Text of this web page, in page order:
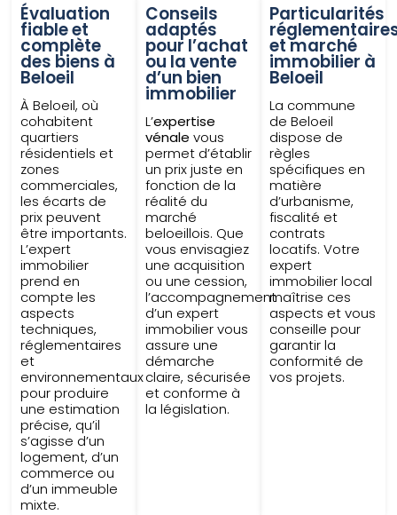
Évaluation
fiable et
complète
des biens à
Beloeil
À Beloeil, où
cohabitent
quartiers
résidentiels et
zones
commerciales,
les écarts de
prix peuvent
être importants.
L’expert
immobilier
prend en
compte les
aspects
techniques,
réglementaires
et
environnementaux
pour produire
une estimation
précise, qu’il
s’agisse d’un
logement, d’un
commerce ou
d’un immeuble
mixte.
Conseils
adaptés
pour l’achat
ou la vente
d’un bien
immobilier
L’expertise
vénale vous
permet d’établir
un prix juste en
fonction de la
réalité du
marché
beloeillois. Que
vous envisagiez
une acquisition
ou une cession,
l’accompagnement
d’un expert
immobilier vous
assure une
démarche
claire, sécurisée
et conforme à
la législation.
Particularités
et marché
immobilier à
Beloeil
La commune
de Beloeil
dispose de
règles
spécifiques en
matière
d’urbanisme,
fiscalité et
contrats
locatifs. Votre
expert
immobilier local
maîtrise ces
aspects et vous
conseille pour
garantir la
conformité de
vos projets.